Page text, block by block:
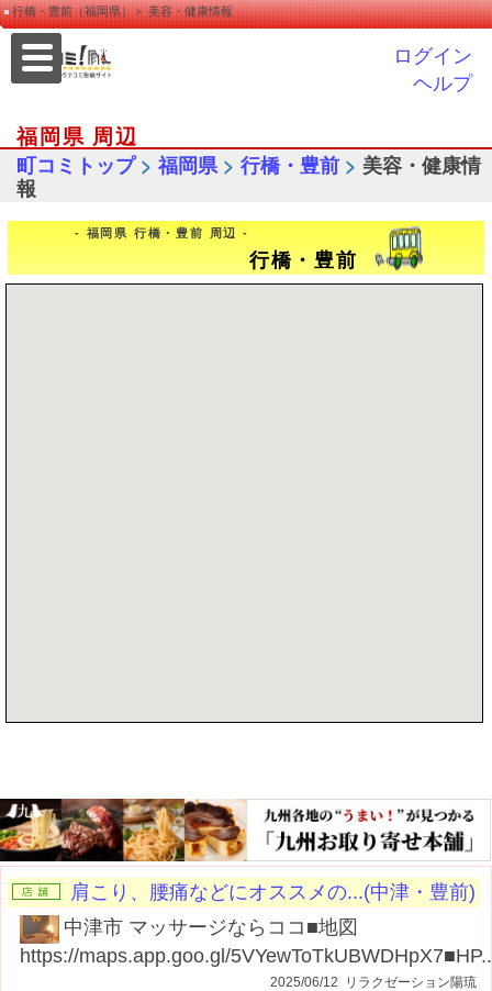
行橋・豊前（福岡県）＞ 美容・健康情報
ログイン
ヘルプ
福岡県 周辺
町コミトップ> 福岡県> 行橋・豊前 > 美容・健康情
報
- 福岡県 行橋・豊前 周辺 -
行橋・豊前
肩こり、腰痛などにオススメの...(中津・豊前)
中津市 マッサージならココ■地図
https://maps.app.goo.gl/
2025/06/12 リラクゼーション陽琉